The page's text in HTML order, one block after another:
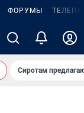
ФОРУМЫ
Сиротам